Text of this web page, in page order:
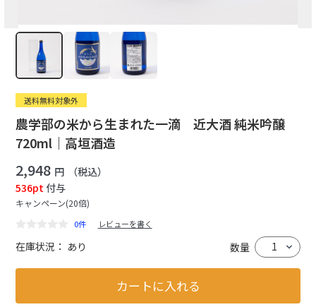
送料無料対象外
農学部の米から生まれた一滴 近大酒 純米吟醸
720ml｜高垣酒造
2,948 円
（税込）
536pt 付与
キャンペーン(20倍)
0件 レビューを書く
在庫状況： あり 数量
カートに入れる